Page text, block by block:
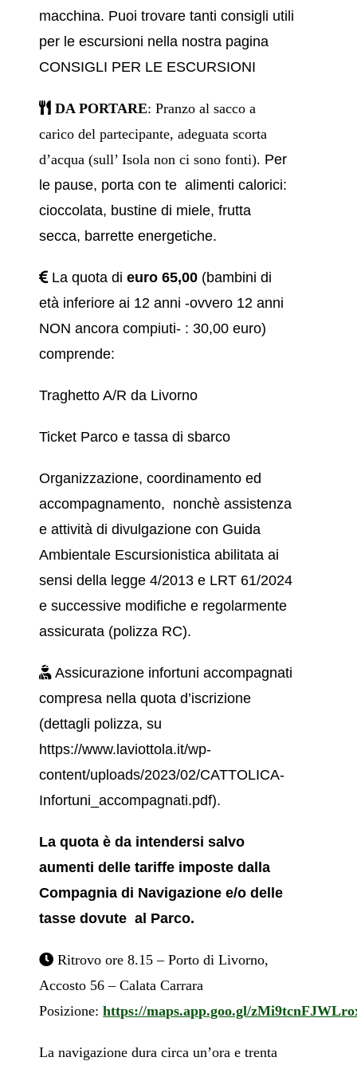
macchina. Puoi trovare tanti consigli utili
per le escursioni nella nostra pagina
CONSIGLI PER LE ESCURSIONI
DA PORTARE: Pranzo al sacco a
carico del partecipante, adeguata scorta
d’acqua (sull’ Isola non ci sono fonti). Per
le pause, porta con te alimenti calorici:
cioccolata, bustine di miele, frutta
secca, barrette energetiche.
La quota dieuro 65,00 (bambini di
età inferiore ai 12 anni -ovvero 12 anni
NON ancora compiuti- : 30,00 euro)
comprende:
Traghetto A/R da Livorno
Ticket Parco e tassa di sbarco
Organizzazione, coordinamento ed
accompagnamento, nonchè assistenza
e attività di divulgazione con Guida
Ambientale Escursionistica abilitata ai
sensi della legge 4/2013e LRT 61/2024
e successive modifiche e regolarmente
assicurata (polizza RC).
Assicurazione infortuni accompagnati
compresa nella quota d’iscrizione
(dettagli polizza, su
https://www.laviottola.it/wp-
content/uploads/2023/02/CATTOLICA-
Infortuni_accompagnati.pdf).
La quota è da intendersi salvo
aumenti delle tariffe imposte dalla
Compagnia di Navigazione e/o delle
tasse dovute al Parco.
Ritrovo ore 8.15 – Porto di Livorno,
Accosto 56 – Calata Carrara
Posizione:https://maps.app.goo.gl/
La navigazione dura circa un’ora e trenta